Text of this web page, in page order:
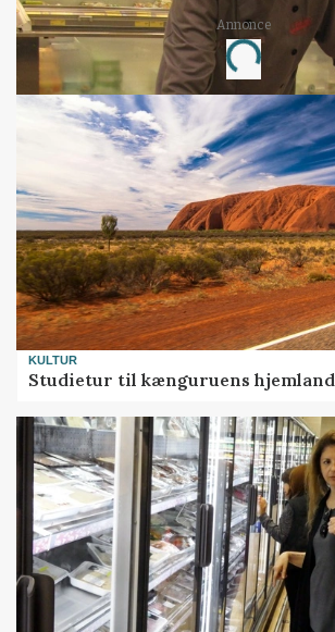
Annonce
Loading...
KULTUR
Studietur til kænguruens hjemland